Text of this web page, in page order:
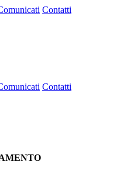
Contatti
Contatti